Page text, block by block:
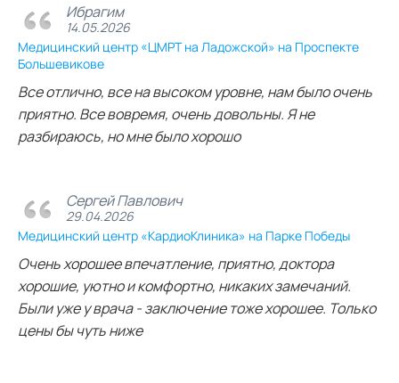
Ибрагим
14.05.2026
Медицинский центр «ЦМРТ на Ладожской» на Проспекте
Большевикове
Все отлично, все на высоком уровне, нам было очень
приятно. Все вовремя, очень довольны. Я не
разбираюсь, но мне было хорошо
Сергей Павлович
29.04.2026
Медицинский центр «КардиоКлиника» на Парке Победы
Очень хорошее впечатление, приятно, доктора
хорошие, уютно и комфортно, никаких замечаний.
Были уже у врача - заключение тоже хорошее. Только
цены бы чуть ниже